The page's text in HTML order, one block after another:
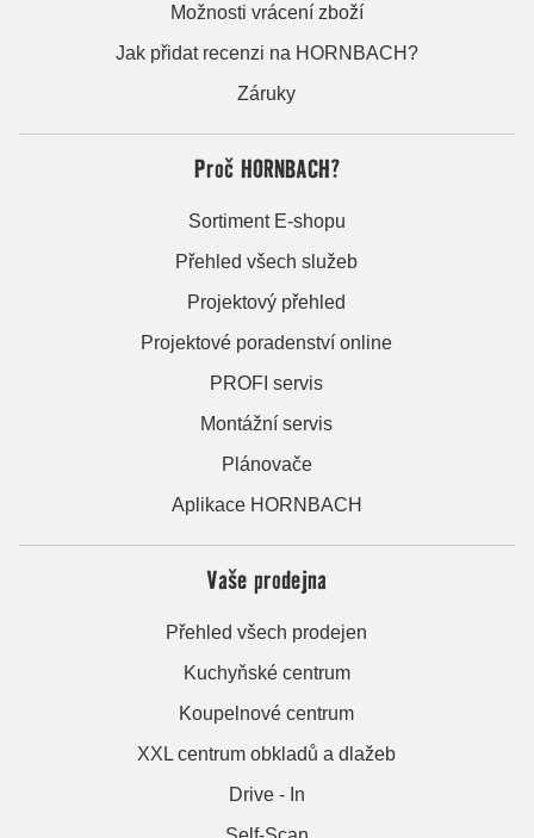
Možnosti vrácení zboží
Jak přidat recenzi na HORNBACH?
Záruky
Proč HORNBACH?
Sortiment E-shopu
Přehled všech služeb
Projektový přehled
Projektové poradenství online
PROFI servis
Montážní servis
Plánovače
Aplikace HORNBACH
Vaše prodejna
Přehled všech prodejen
Kuchyňské centrum
Koupelnové centrum
XXL centrum obkladů a dlažeb
Drive - In